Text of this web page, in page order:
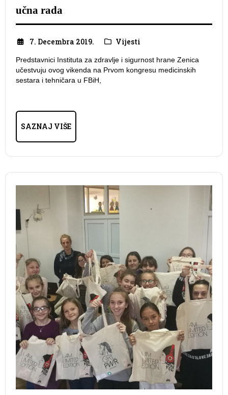
učna rada
7. Decembra 2019. Vijesti
Predstavnici Instituta za zdravlje i sigurnost hrane Zenica
učestvuju ovog vikenda na Prvom kongresu medicinskih
sestara i tehničara u FBiH,
SAZNAJ VIŠE